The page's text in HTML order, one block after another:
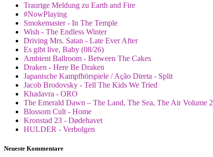
Traurige Meldung zu Earth and Fire
#NowPlaying
Smokemaster - In The Temple
Wish - The Endless Winter
Driving Mrs. Satan - Late Ever After
Es gibt live, Baby (08/26)
Ambient Ballroom - Between The Cakes
Draken - Here Be Draken
Japanische Kampfhörspiele / Ação Direta - Split
Jacob Brodovsky - Tell The Kids We Tried
Khadavra - ORO
The Emerald Dawn – The Land, The Sea, The Air Volume 2
Blossom Cult - Home
Kronstad 23 - Dødehavet
HULDER - Verbolgen
Neueste Kommentare